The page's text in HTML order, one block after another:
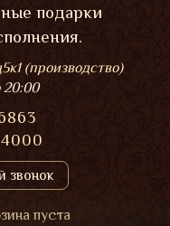
подарки
(производство)
20:00
звонок
пуста